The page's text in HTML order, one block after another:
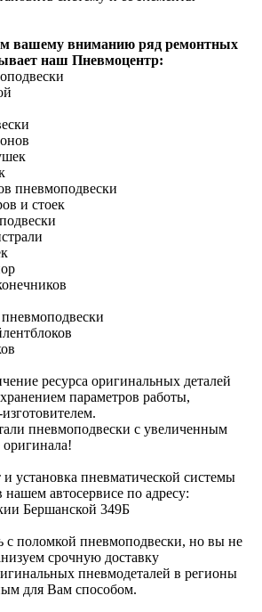
вашему вниманию ряд ремонтных
наш Пневмоцентр:
пневмоподвески
и стоек
ресурса оригинальных деталей
параметров работы,
пневмоподвески с увеличенным
установка пневматической системы
автосервисе по адресу:
Бершанской 349Б
с поломкой пневмоподвески, но вы не
срочную доставку
пневмодеталей в регионы
для Вам способом.